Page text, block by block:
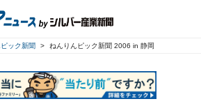
ック新聞 ねんりんピック新聞 2006 in 静岡